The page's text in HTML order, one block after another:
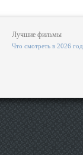
Лучшие фильмы
Что смотреть в 2026